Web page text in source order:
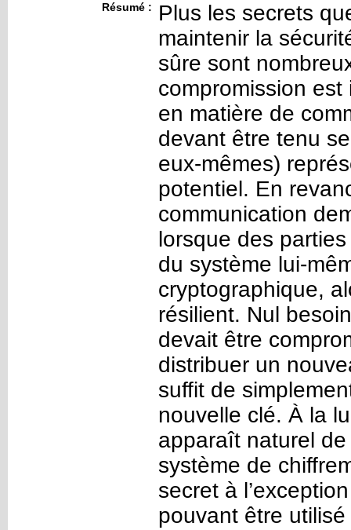
Résumé :
Plus les secrets
maintenir la
sûre sont
compromission
en matière de
devant être tenu
eux-mêmes)
potentiel. En
communication
lorsque des
du système lui-
cryptographique,
résilient. Nul
devait être
distribuer un
suffit de
nouvelle clé. À la
apparaît naturel
système de
secret à
pouvant être